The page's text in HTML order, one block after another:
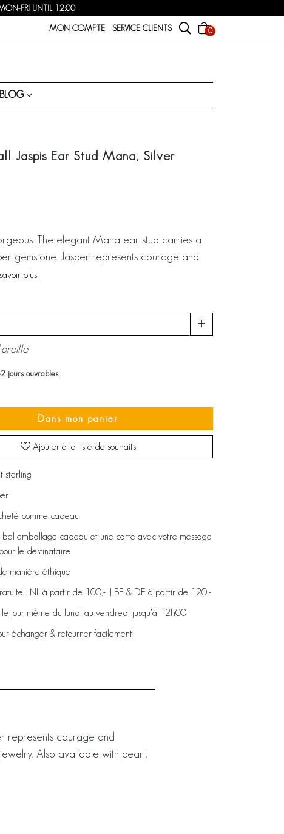
FRI UNTIL 12:00
MON COMPTE SERVICE CLIENTS 0
BLOG
Jaspis Ear Stud Mana, Silver
The elegant Mana ear stud carries a
gemstone. Jasper represents courage and
plus
jours ouvrables
Dans mon panier
Ajouter à la liste de souhaits
sterling
comme cadeau
bel emballage cadeau et une carte avec votre message
le destinataire
manière éthique
: NL à partir de 100,- || BE & DE à partir de 120,-
le jour même du lundi au vendredi jusqu'à 12h00
échanger & retourner facilement
represents courage and
Also available with pearl,